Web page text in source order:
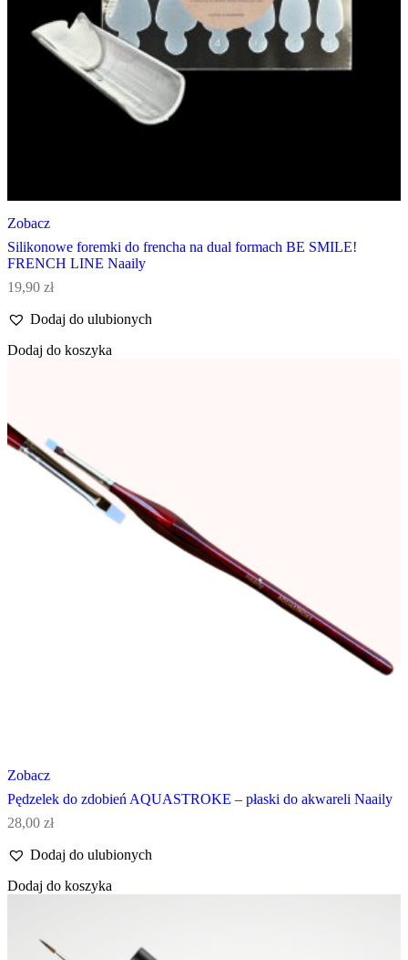
Zobacz
Silikonowe foremki do frencha na dual formach BE SMILE!
FRENCH LINE Naaily
19,90 zł
Dodaj do ulubionych
Dodaj do koszyka
Zobacz
Pędzelek do zdobień AQUASTROKE – płaski do akwareli Naaily
28,00 zł
Dodaj do ulubionych
Dodaj do koszyka